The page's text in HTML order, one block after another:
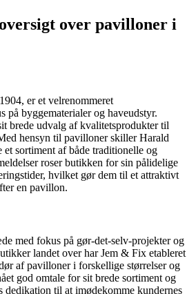
over pavilloner i
er et velrenommeret
på byggematerialer og haveudstyr.
brede udvalg af kvalitetsprodukter til
hensyn til pavilloner skiller Harald
sortiment af både traditionelle og
roser butikken for sin pålidelige
hvilket gør dem til et attraktivt
en pavillon.
med fokus på gør-det-selv-projekter og
landet over har Jem & Fix etableret
af pavilloner i forskellige størrelser og
god omtale for sit brede sortiment og
dedikation til at imødekomme kundernes